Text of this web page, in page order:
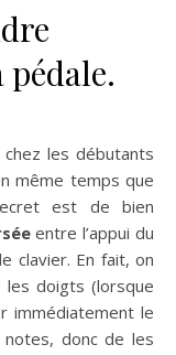
chez les débutants
même temps que
est de bien
entre l’appui du
clavier. En fait, on
les doigts (lorsque
immédiatement le
donc de les